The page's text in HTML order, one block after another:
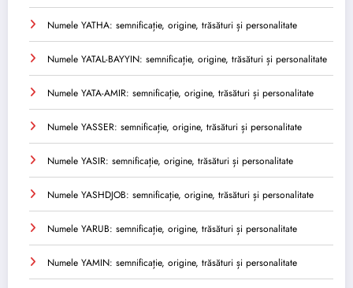
Numele YATHA: semnificație, origine, trăsături și personalitate
Numele YATAL-BAYYIN: semnificație, origine, trăsături și personalitate
Numele YATA-AMIR: semnificație, origine, trăsături și personalitate
Numele YASSER: semnificație, origine, trăsături și personalitate
Numele YASIR: semnificație, origine, trăsături și personalitate
Numele YASHDJOB: semnificație, origine, trăsături și personalitate
Numele YARUB: semnificație, origine, trăsături și personalitate
Numele YAMIN: semnificație, origine, trăsături și personalitate